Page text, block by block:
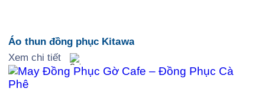
Áo thun đồng phục Kitawa
Xem chi tiết